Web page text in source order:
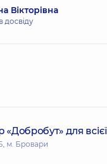
Вікторівна
досвіду
для
м. Бровари